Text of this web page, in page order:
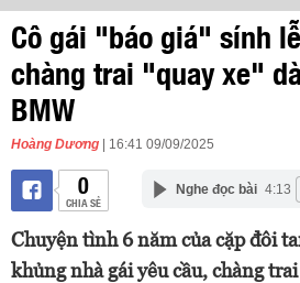
Cô gái "báo giá" sính
chàng trai "quay xe"
BMW
Hoàng Dương | 16:41 09/09/2025
0
CHIA SẺ
Nghe đọc bài 4:13
Chuyện tình 6 năm của cặp đôi
khủng nhà gái yêu cầu, chàng